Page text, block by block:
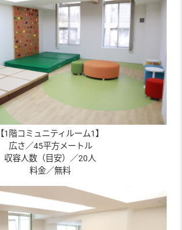
【1階コミュニティルーム1】
広さ／45平方メートル
収容人数（目安）／20人
料金／無料